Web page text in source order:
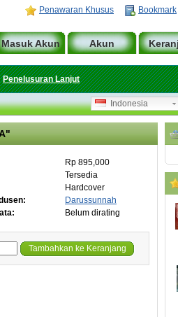
Penawaran Khusus Bookmark
Masuk Akun Akun
Penelusuran Lanjut
Indonesia
Rp 895,000
Tersedia
Hardcover
Darussunnah
Belum dirating
Tambahkan ke Keranjang